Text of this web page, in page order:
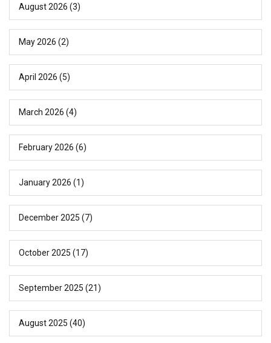
August 2026 (3)
May 2026 (2)
April 2026 (5)
March 2026 (4)
February 2026 (6)
January 2026 (1)
December 2025 (7)
October 2025 (17)
September 2025 (21)
August 2025 (40)